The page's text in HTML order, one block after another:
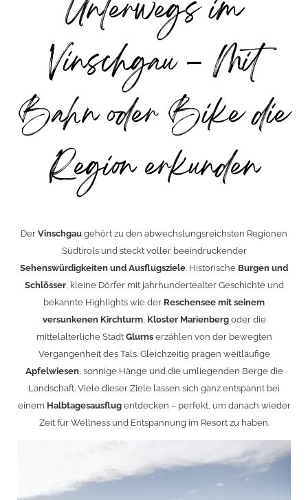
Unterwegs im
Vinschgau – Mit
Bahn oder Bike die
Region erkunden
Der Vinschgau gehört zu den abwechslungsreichsten Regionen
Südtirols und steckt voller beeindruckender
Sehenswürdigkeiten und Ausflugsziele. Historische Burgen und
Schlösser, kleine Dörfer mit jahrhundertealter Geschichte und
bekannte Highlights wie der Reschensee mit seinem
versunkenen Kirchturm, Kloster Marienbergoder die
mittelalterliche Stadt Glurnserzählen von der bewegten
Vergangenheit des Tals. Gleichzeitig prägen weitläufige
Apfelwiesen, sonnige Hänge und die umliegenden Berge die
Landschaft. Viele dieser Ziele lassen sich ganz entspannt bei
einem Halbtagesausflugentdecken – perfekt, um danach wieder
Zeit für Wellness und Entspannung im Resort zu haben.